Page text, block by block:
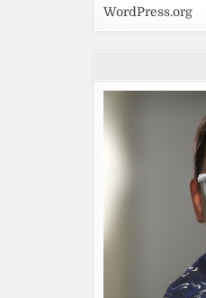
WordPress.org